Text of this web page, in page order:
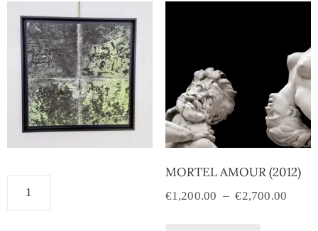
MORTEL AMOUR (2012)
€1,200.00 – €2,700.00